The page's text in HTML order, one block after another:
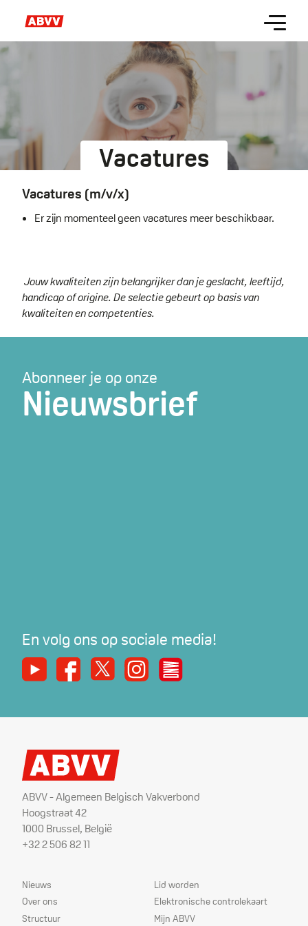
main
content
Menu
Vacatures
Vacatures (m/v/x)
Er zijn momenteel geen vacatures meer beschikbaar.
Jouw kwaliteiten zijn belangrijker dan je geslacht, leeftijd,
handicap of origine. De selectie gebeurt op basis van
kwaliteiten en competenties.
Abonneer je op onze
Nieuwsbrief
En volg ons op sociale media!
YoutubeFacebook
X InstagramDe Nieuwe Werker
ABVV - Algemeen Belgisch Vakverbond
Hoogstraat 42
1000 Brussel, België
+32 2 506 82 11
Sitemap
Nieuws
Over ons
Structuur
Dienstverlening
Lid worden
Elektronische controlekaart
Mijn ABVV